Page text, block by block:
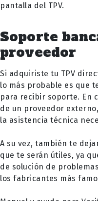
pantalla del TPV.
Soporte
proveedor
Si adquiriste tu TPV
lo más probable es que
para recibir soporte. En
de un proveedor
la asistencia técnica
A su vez, también te
que te serán útiles, ya
de solución de
los fabricantes más